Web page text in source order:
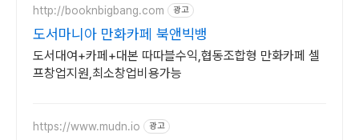
http://booknbigbang.com 광고
도서마니아 만화카페 북앤빅뱅
도서대여+카페+대본 따따블수익,협동조합형 만화카페 셀
프창업지원,최소창업비용가능
https://www.mudn.io 광고